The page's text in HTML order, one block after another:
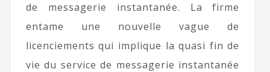
de messagerie instantanée. La firme
entame une nouvelle vague de
licenciements qui implique la quasi fin de
vie du service de messagerie instantanée